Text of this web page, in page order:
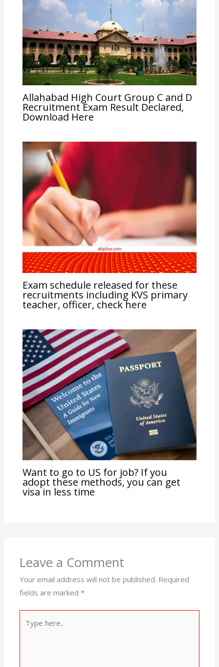
Allahabad High Court Group C and D
Recruitment Exam Result Declared,
Download Here
Exam schedule released for these
recruitments including KVS primary
teacher, officer, check here
Want to go to US for job? If you
adopt these methods, you can get
visa in less time
Leave a Comment
Your email address will not be published. Required
fields are marked*
here..